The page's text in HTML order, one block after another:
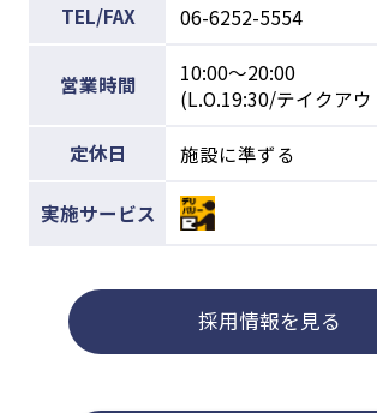
TEL/FAX 06-6252-5554
営業時間
10:00～20:00
(L.O.19:30/テイクア
定休日 施設に準ずる
実施サービス
採用情報を見る